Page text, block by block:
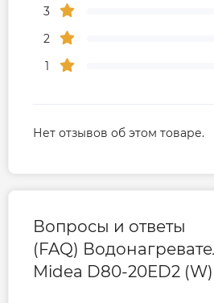
3
2
1
Нет отзывов об этом товаре.
Вопросы и ответы
(FAQ)
Midea D80-20ED2